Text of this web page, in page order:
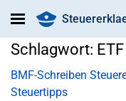
Schlagwort:
BMF-Schreiben
Steuertipps